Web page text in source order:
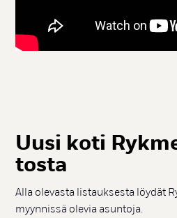
Uu­si ko­ti
tos­ta
Alla olevasta listauksesta löydät
myynnissä olevia asuntoja.